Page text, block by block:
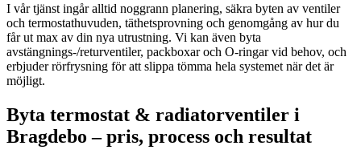
I vår tjänst ingår alltid noggrann planering, säkra byten av ventiler
och termostathuvuden, täthetsprovning och genomgång av hur du
får ut max av din nya utrustning. Vi kan även byta
avstängnings-/returventiler, packboxar och O-ringar vid behov, och
erbjuder rörfrysning för att slippa tömma hela systemet när det är
möjligt.
Byta termostat & radiatorventiler i
Bragdebo – pris, process och resultat